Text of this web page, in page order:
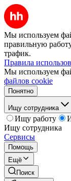
Мы используем
правильную
трафик.
Правила
Мы используем
файлов cookie
Понятно
Ищу сотрудника
Ищу работу
Ищу сотрудника
Сервисы
Помощь
Ещё
Поиск